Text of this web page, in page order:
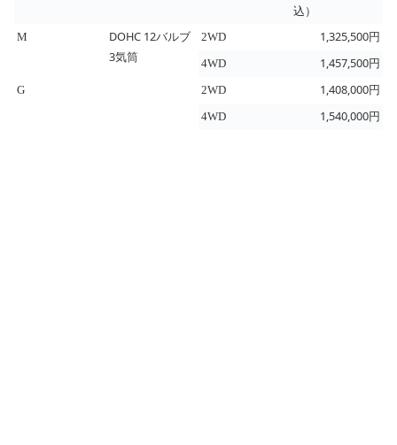
込）
M
DOHC 12バルブ
3気筒
2WD 1,325,500円
4WD 1,457,500円
G 2WD 1,408,000円
4WD 1,540,000円